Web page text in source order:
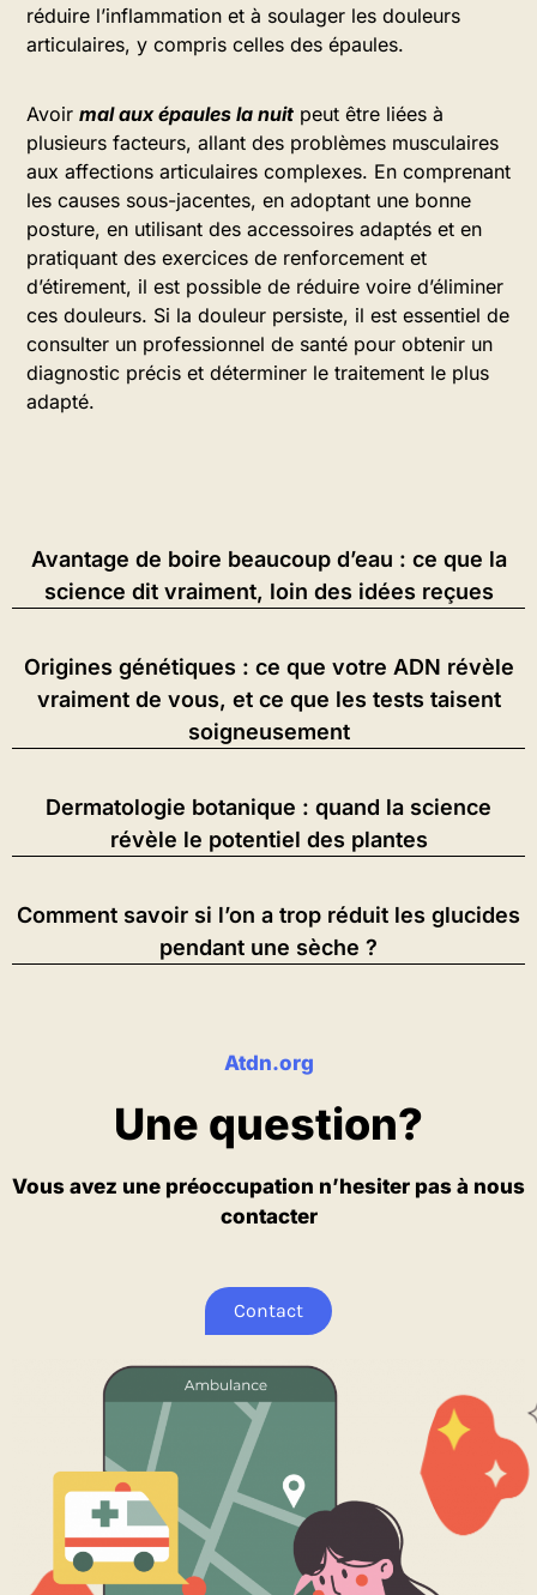
réduire l’inflammation et à soulager les douleurs
articulaires, y compris celles des épaules.
Avoir mal aux épaules la nuit peut être liées à
plusieurs facteurs, allant des problèmes musculaires
aux affections articulaires complexes. En comprenant
les causes sous-jacentes, en adoptant une bonne
posture, en utilisant des accessoires adaptés et en
pratiquant des exercices de renforcement et
d’étirement, il est possible de réduire voire d’éliminer
ces douleurs. Si la douleur persiste, il est essentiel de
consulter un professionnel de santé pour obtenir un
diagnostic précis et déterminer le traitement le plus
adapté.
Avantage de boire beaucoup d’eau : ce que la
science dit vraiment, loin des idées reçues
Origines génétiques : ce que votre ADN révèle
vraiment de vous, et ce que les tests taisent
soigneusement
Dermatologie botanique : quand la science
révèle le potentiel des plantes
Comment savoir si l’on a trop réduit les glucides
pendant une sèche ?
Atdn.org
Une question?
Vous avez une préoccupation n’hesiter pas à nous
contacter
Contact